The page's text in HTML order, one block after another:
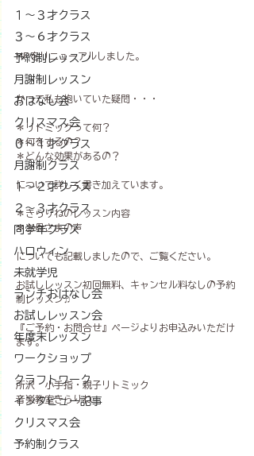
１〜３才クラス
３〜６才クラス
予約制レッスン
月謝制レッスン
おはなし会
クリスマス会
０～１才クラス
月謝制クラス
１～２才クラス
２～３才クラス
同学年クラス
ハロウィン
未就学児
ランチおはなし会
お試しレッスン会
年度末レッスン
ワークショップ
クラフトワーク
インタビュー記事
クリスマス会
予約制クラス
HPをリニューアルしました。
かつて私も抱いていた疑問・・・
＊リトミックって何？
＊何をするの？
＊どんな効果があるの？
について詳しく書き加えています。
＊きらりねのレッスン内容
＊お母さまの声
についても記載しましたので、ご覧ください。
お試しレッスン初回無料、キャンセル料なしの予約
制レッスン♫
『ご予約・お問合せ』ページよりお申込みいただけ
ます。
所沢　小手指・親子リトミック
音楽教室きらりね